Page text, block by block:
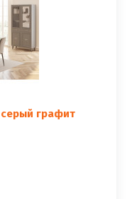
графит